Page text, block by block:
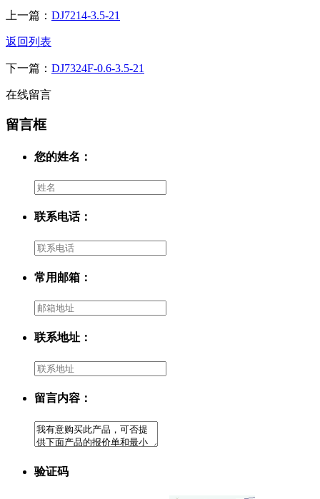
上一篇： DJ7214-3.5-21
返回列表
下一篇： DJ7324F-0.6-3.5-21
在线留言
留言框
您的姓名：
联系电话：
常用邮箱：
联系地址：
留言内容：
验证码